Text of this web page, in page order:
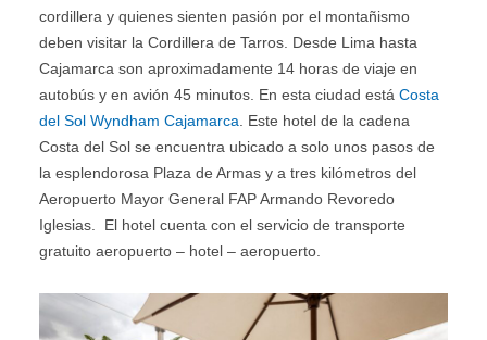
cordillera y quienes sienten pasión por el montañismo
deben visitar la Cordillera de Tarros. Desde Lima hasta
Cajamarca son aproximadamente 14 horas de viaje en
autobús y en avión 45 minutos. En esta ciudad está Costa
del Sol Wyndham Cajamarca . Este hotel de la cadena
Costa del Sol se encuentra ubicado a solo unos pasos de
la esplendorosa Plaza de Armas y a tres kilómetros del
Aeropuerto Mayor General FAP Armando Revoredo
Iglesias. El hotel cuenta con el servicio de transporte
gratuito aeropuerto – hotel – aeropuerto.